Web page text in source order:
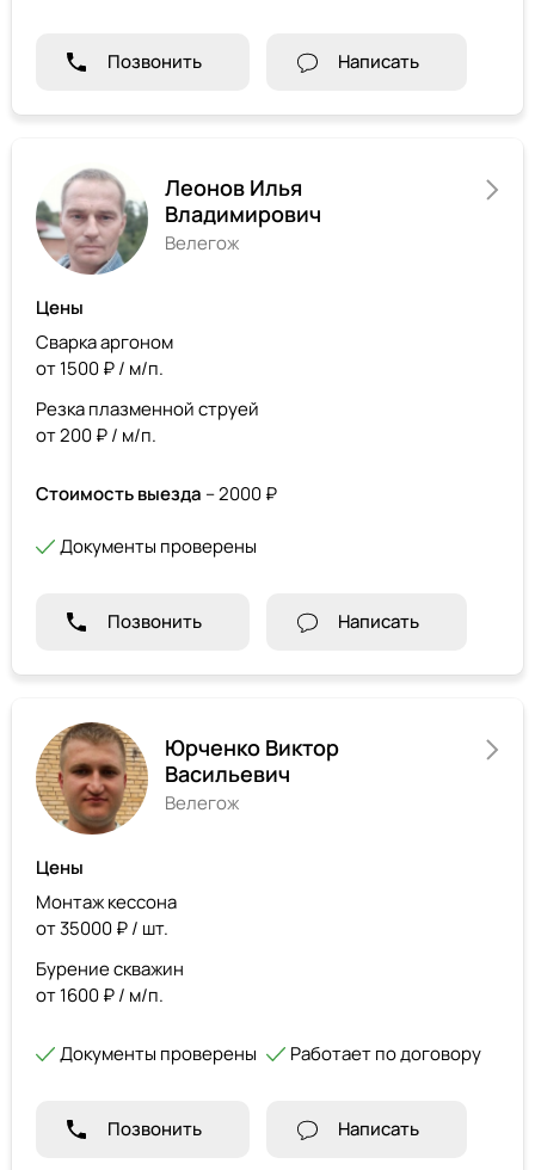
Позвонить Написать
Леонов Илья
Владимирович
Велегож
Цены
Сварка аргоном
от 1500 ₽ / м/п.
Резка плазменной струей
от 200 ₽ / м/п.
Стоимость выезда – 2000 ₽
Документы проверены
Позвонить Написать
Юрченко Виктор
Васильевич
Велегож
Цены
Монтаж кессона
от 35000 ₽ / шт.
Бурение скважин
от 1600 ₽ / м/п.
Документы проверены Работает по договору
Позвонить Написать